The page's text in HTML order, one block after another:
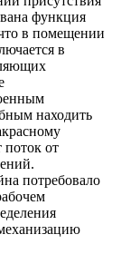
функция
в помещении
в
находить
поток от
потребовало